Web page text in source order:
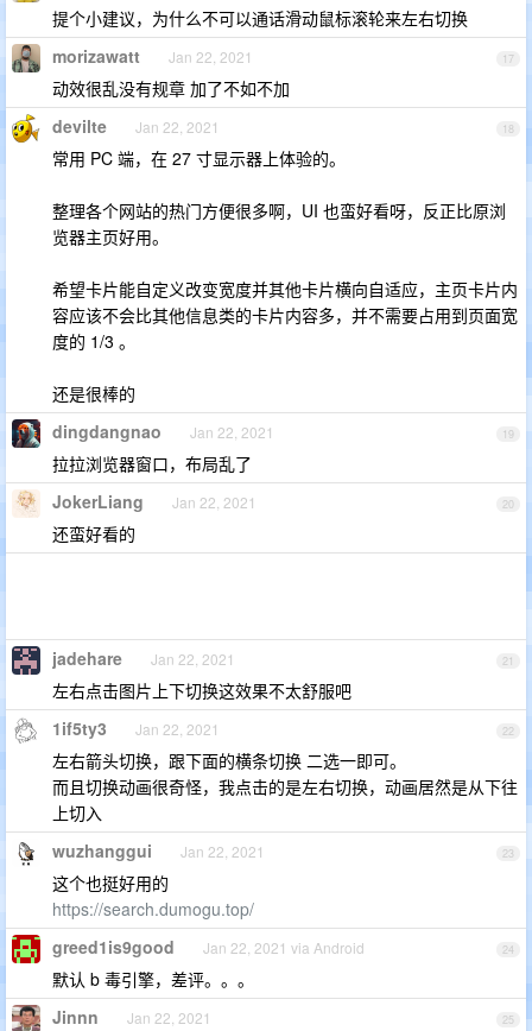
提个小建议，为什么不可以通话滑动鼠标滚轮来左右切换
17
morizawatt Jan 22, 2021
动效很乱没有规章 加了不如不加
18
devilte Jan 22, 2021
常用 PC 端，在 27 寸显示器上体验的。
整理各个网站的热门方便很多啊，UI 也蛮好看呀，反正比原浏
览器主页好用。
希望卡片能自定义改变宽度并其他卡片横向自适应，主页卡片内
容应该不会比其他信息类的卡片内容多，并不需要占用到页面宽
度的 1/3 。
还是很棒的
19
dingdangnao Jan 22, 2021
拉拉浏览器窗口，布局乱了
20
JokerLiang Jan 22, 2021
还蛮好看的
21
jadehare Jan 22, 2021
左右点击图片上下切换这效果不太舒服吧
22
1if5ty3 Jan 22, 2021
左右箭头切换，跟下面的横条切换 二选一即可。
而且切换动画很奇怪，我点击的是左右切换，动画居然是从下往
上切入
23
wuzhanggui Jan 22, 2021
这个也挺好用的
https://search.dumogu.top/
24
greed1is9good Jan 22, 2021 via Android
默认 b 毒引擎，差评。。。
25
Jinnn Jan 22, 2021